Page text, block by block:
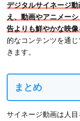
デジタルサイネージ
え、動画やアニメー
告よりも鮮やかな映像
的なコンテンツを通
きます。
まとめ
サイネージ動画は人